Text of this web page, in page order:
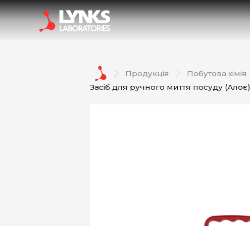
ЗАМОВЛЯЙ
НАШУ ПРОДУКЦІЮ
Продукція Побутова хімія
Засіб для ручного миття посуду (Алоє)